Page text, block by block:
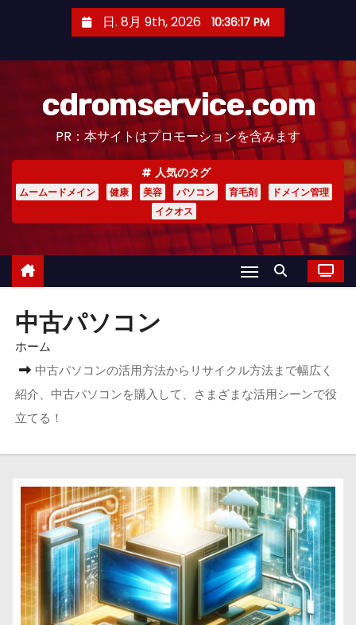
日. 8月 9th, 2026 10:36:17 PM
cdromservice.com
PR：本サイトはプロモーションを含みます
人気のタグ
ムームードメイン 健康 美容 パソコン 育毛剤
ドメイン管理
イクオス
中古パソコン
ホーム
中古パソコンの活用方法からリサイクル方法まで幅広く
紹介、中古パソコンを購入して、さまざまな活用シーンで役
立てる！